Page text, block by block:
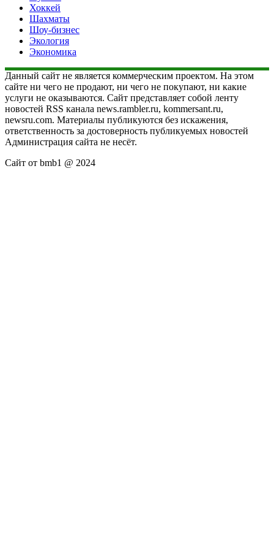
Хоккей
Шахматы
Шоу-бизнес
Экология
Экономика
Данный сайт не является коммерческим проектом. На этом
сайте ни чего не продают, ни чего не покупают, ни какие
услуги не оказываются. Сайт представляет собой ленту
новостей RSS канала news.rambler.ru, kommersant.ru,
newsru.com. Материалы публикуются без искажения,
ответственность за достоверность публикуемых новостей
Администрация сайта не несёт.
Сайт от bmb1 @ 2024